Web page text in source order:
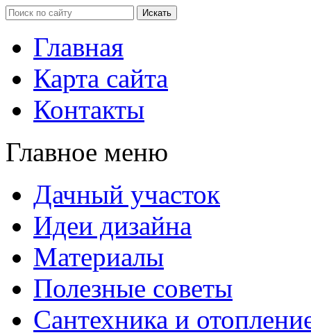
Главная
Карта сайта
Контакты
Главное меню
Дачный участок
Идеи дизайна
Материалы
Полезные советы
Сантехника и